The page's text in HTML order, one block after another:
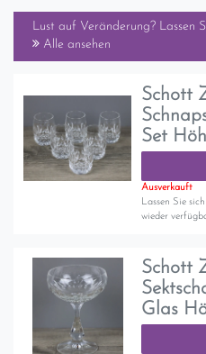
Lust auf Veränderung? Lassen
Alle ansehen
Schott
Set
Ausverkauft
Lassen Sie
wieder
Schott
Glas